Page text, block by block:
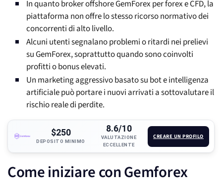
In quanto broker offshore GemForex per forex e CFD, la
piattaforma non offre lo stesso ricorso normativo dei
concorrenti di alto livello.
Alcuni utenti segnalano problemi o ritardi nei prelievi
su GemForex, soprattutto quando sono coinvolti
profitti o bonus elevati.
Un marketing aggressivo basato su bot e intelligenza
artificiale può portare i nuovi arrivati a sottovalutare il
rischio reale di perdite.
$250
DEPOSITO MINIMO
8.6/10
VALUTAZIONE
ECCELLENTE
CREARE UN PROFILO
Come iniziare con Gemforex